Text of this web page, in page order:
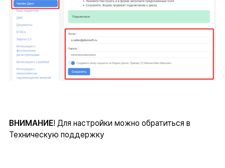
ВНИМАНИЕ! Для настройки можно обратиться в
Техническую поддержку